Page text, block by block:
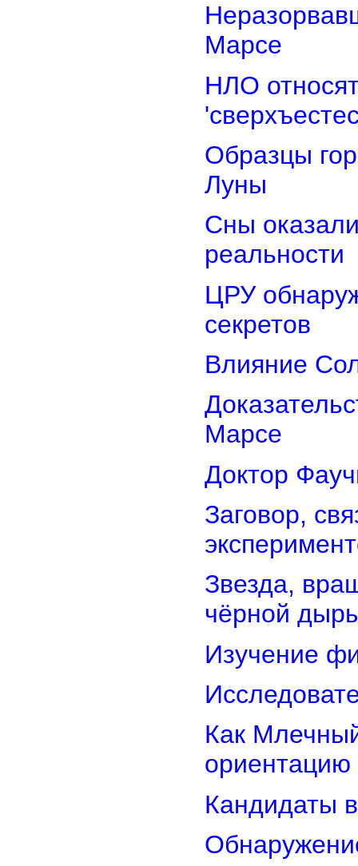
Марсе
НЛО
Образцы
Луны
Сны
реальности
ЦРУ
секретов
Влияние
Марсе
Доктор
Заговор,
Звезда,
чёрной
Изучение
Как
ориентацию
Кандидаты